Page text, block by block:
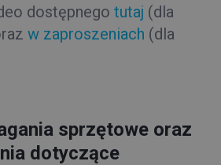
dostępnego tutaj (dla
w zaproszeniach (dla
sprzętowe oraz
dotyczące